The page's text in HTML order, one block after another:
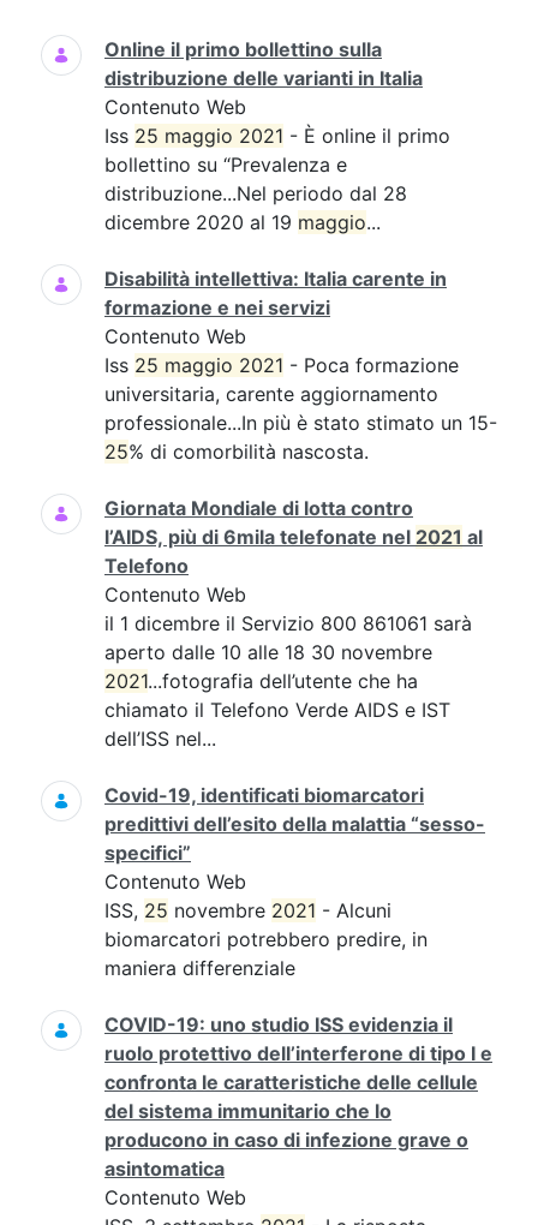
Ricerca
Online il primo bollettino sulla
distribuzione delle varianti in Italia
Contenuto Web
Iss 25 maggio 2021 - È online il primo
bollettino su “Prevalenza e
distribuzione...Nel periodo dal 28
dicembre 2020 al 19 maggio...
Disabilità intellettiva: Italia carente in
formazione e nei servizi
Contenuto Web
Iss 25 maggio 2021 - Poca formazione
universitaria, carente aggiornamento
professionale...In più è stato stimato un 15-
25% di comorbilità nascosta.
Giornata Mondiale di lotta contro
l’AIDS, più di 6mila telefonate nel 2021 al
Telefono
Contenuto Web
il 1 dicembre il Servizio 800 861061 sarà
aperto dalle 10 alle 18 30 novembre
2021...fotografia dell’utente che ha
chiamato il Telefono Verde AIDS e IST
dell’ISS nel...
Covid-19, identificati biomarcatori
predittivi dell’esito della malattia “sesso-
specifici”
Contenuto Web
ISS, 25 novembre 2021 - Alcuni
biomarcatori potrebbero predire, in
maniera differenziale
COVID-19: uno studio ISS evidenzia il
ruolo protettivo dell’interferone di tipo I e
confronta le caratteristiche delle cellule
del sistema immunitario che lo
producono in caso di infezione grave o
asintomatica
Contenuto Web